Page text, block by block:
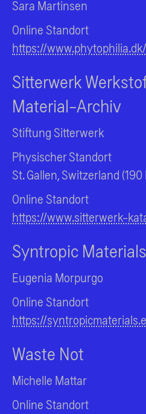
Sara Martinsen
Online Standort
https://
Sitterwerk
Material-Archiv
Stiftung Sitterwerk
Physischer Standort
St. Gallen, Switzerland (190
Online Standort
https://www.sitterwerk-
Syntropic Materials
Eugenia Morpurgo
Online Standort
https://
Waste Not
Michelle Mattar
Online Standort